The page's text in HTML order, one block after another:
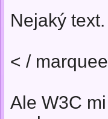
Nejaký text.
< /
Ale W3C